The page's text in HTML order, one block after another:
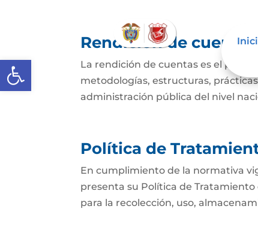
Abrir barra de herramientas
Rendición de cuentas
La rendición de cuentas es el
metodologías, estructuras,
administración pública del nivel
Política de
En cumplimiento de la normativa
presenta su Política de
para la recolección, uso,